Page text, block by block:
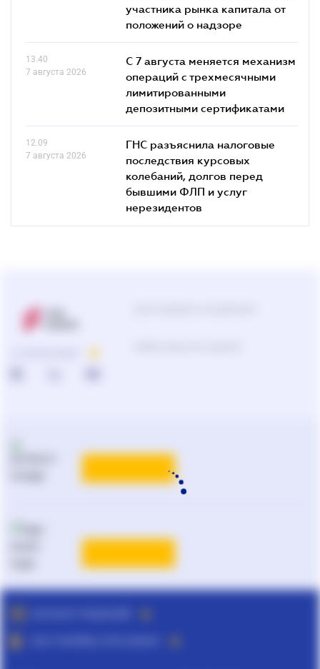
участника рынка капитала от
положений о надзоре
13.40
7 августа 2026
С 7 августа меняется механизм
операций с трехмесячными
лимитированными
депозитными сертификатами
12.09
7 августа 2026
ГНС разъяснила налоговые
последствия курсовых
колебаний, долгов перед
бывшими ФЛП и услуг
нерезидентов
Реклама и PR
наligazakon.net
каталог УкраиныLiga:BOOK